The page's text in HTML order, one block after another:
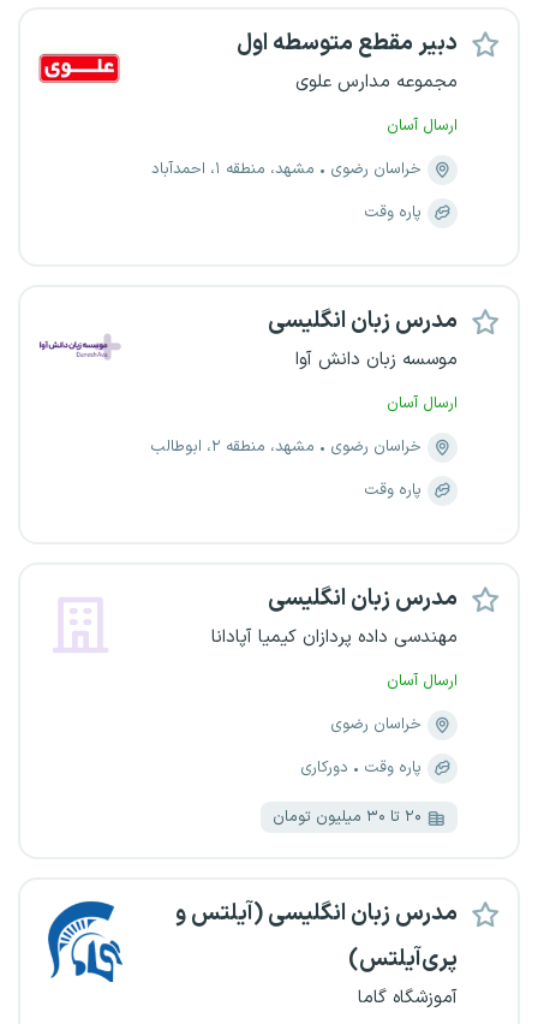
دبیر مقطع متوسطه اول
مجموعه مدارس علوی
ارسال آسان
خراسان رضوی
مشهد، منطقه ۱، احمدآباد
پاره وقت
مدرس زبان انگلیسی
موسسه زبان دانش آوا
ارسال آسان
خراسان رضوی
مشهد، منطقه ۲، ابوطالب
پاره وقت
مدرس زبان انگلیسی
مهندسی داده پردازان کیمیا آپادانا
ارسال آسان
خراسان رضوی
پاره وقت
دورکاری
۲۰ تا ۳۰ میلیون تومان
مدرس زبان انگلیسی (آیلتس و
پری‌آیلتس)
آموزشگاه گاما